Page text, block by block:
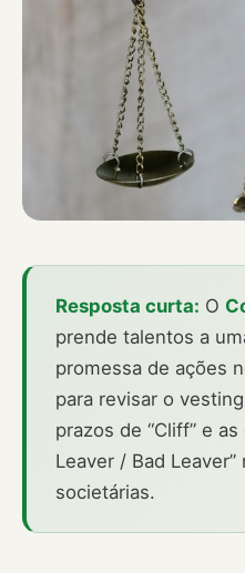
Resposta curta: O
prende talentos a
promessa de ações
para revisar o
prazos de “Cliff” e
Leaver / Bad
societárias.